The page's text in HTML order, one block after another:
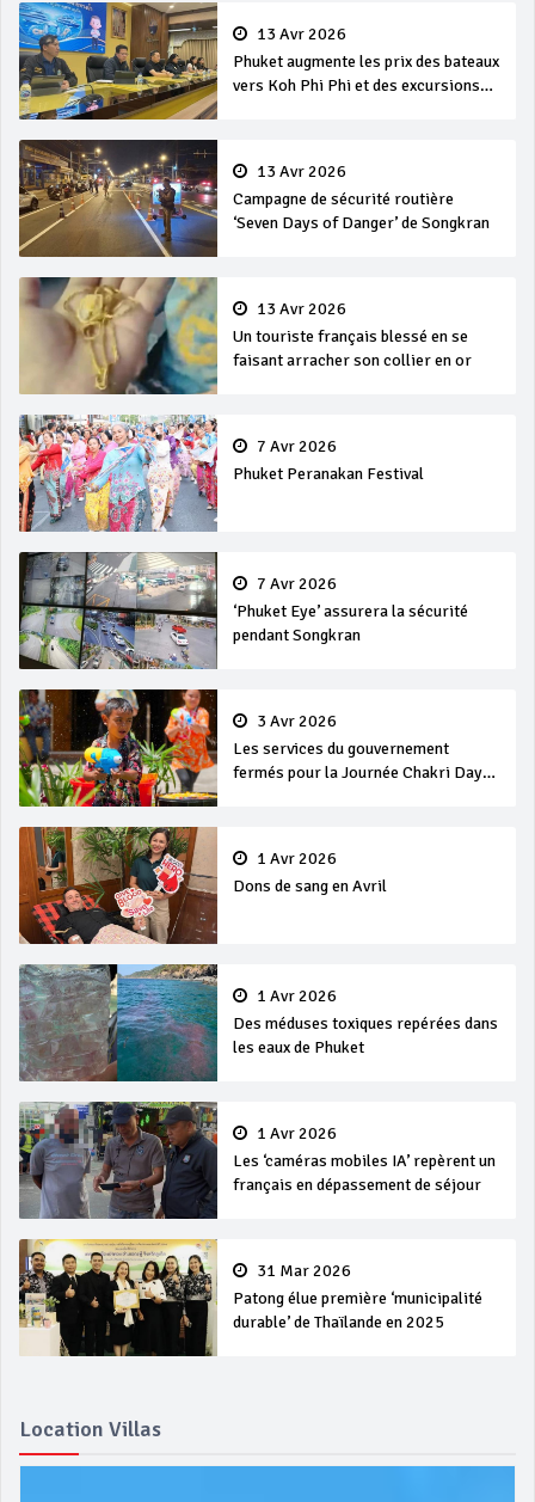
13 Avr 2026
Phuket augmente les prix des bateaux
vers Koh Phi Phi et des excursions
13 Avr 2026
Campagne de sécurité routière
‘Seven Days of Danger’ de Songkran
13 Avr 2026
Un touriste français blessé en se
faisant arracher son collier en or
7 Avr 2026
Phuket Peranakan Festival
7 Avr 2026
‘Phuket Eye’ assurera la sécurité
pendant Songkran
3 Avr 2026
Les services du gouvernement
fermés pour la Journée Chakri Day
1 Avr 2026
Dons de sang en Avril
1 Avr 2026
Des méduses toxiques repérées dans
les eaux de Phuket
1 Avr 2026
Les ‘caméras mobiles IA’ repèrent un
français en dépassement de séjour
31 Mar 2026
Patong élue première ‘municipalité
durable’ de Thaïlande en 2025
Location Villas